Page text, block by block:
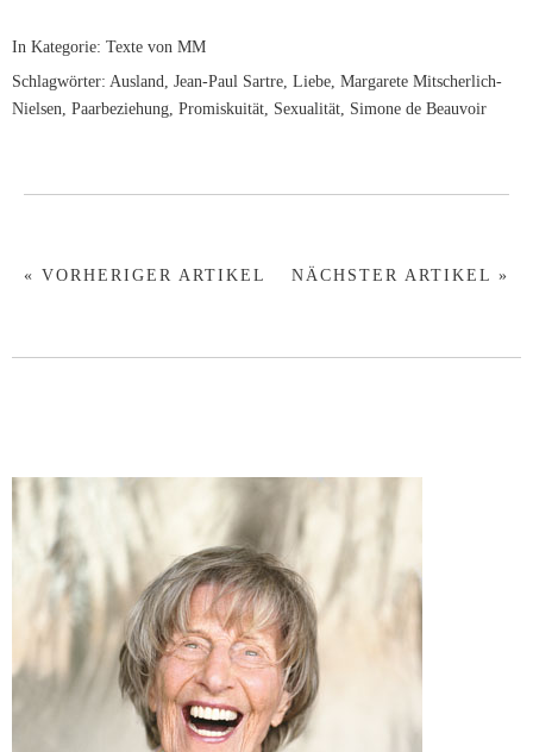
In Kategorie: Texte von MM
Schlagwörter: Ausland, Jean-Paul Sartre, Liebe, Margarete Mitscherlich-
Nielsen, Paarbeziehung, Promiskuität, Sexualität, Simone de Beauvoir
NÄCHSTER ARTIKEL »
« VORHERIGER ARTIKEL